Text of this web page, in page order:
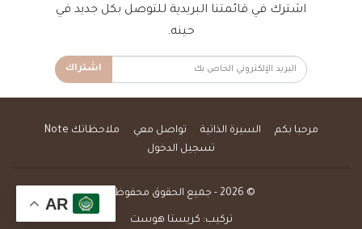
اشترك في قائمتنا البريدية للتوصل بكل جديد في
حينه.
اشتراك
مرحبا بكم السيرة الذاتية تواصل معي
ملاحظاتك Note
تسجيل الدخول
© 2026 - جميع الحقوق محفوظة.
تركيب: كريستا هوست
AR